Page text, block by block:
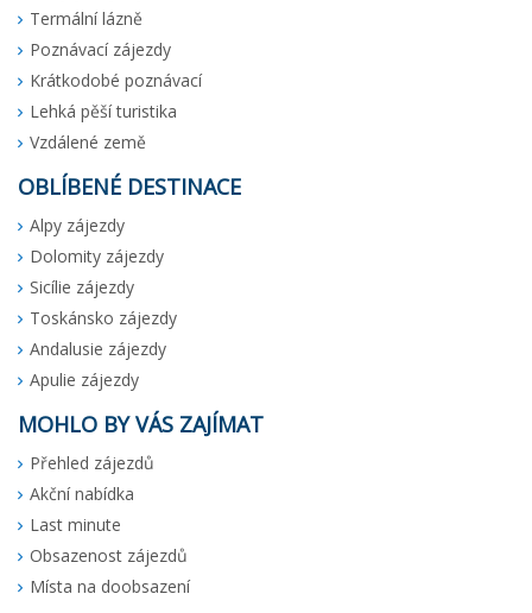
Termální lázně
Poznávací zájezdy
Krátkodobé poznávací
Lehká pěší turistika
Vzdálené země
OBLÍBENÉ DESTINACE
Alpy zájezdy
Dolomity zájezdy
Sicílie zájezdy
Toskánsko zájezdy
Andalusie zájezdy
Apulie zájezdy
MOHLO BY VÁS ZAJÍMAT
Přehled zájezdů
Akční nabídka
Last minute
Obsazenost zájezdů
Místa na doobsazení